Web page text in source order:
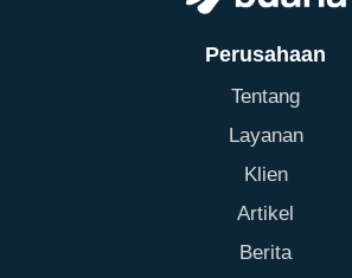
Perusahaan
Tentang
Layanan
Klien
Artikel
Berita